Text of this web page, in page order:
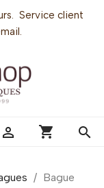
Service client
 shopping_cart search
Bague